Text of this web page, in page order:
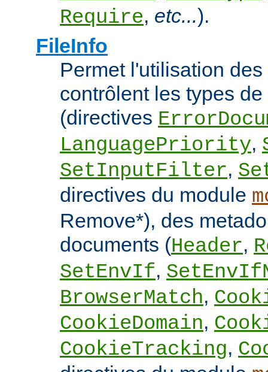
Require, etc...).
FileInfo
Permet l'utilisation
contrôlent les types
(directives
LanguagePriority,
SetInputFilter,
directives du module
Remove*), des
documents (Header,
SetEnvIf,
BrowserMatch,
CookieDomain,
CookieTracking,